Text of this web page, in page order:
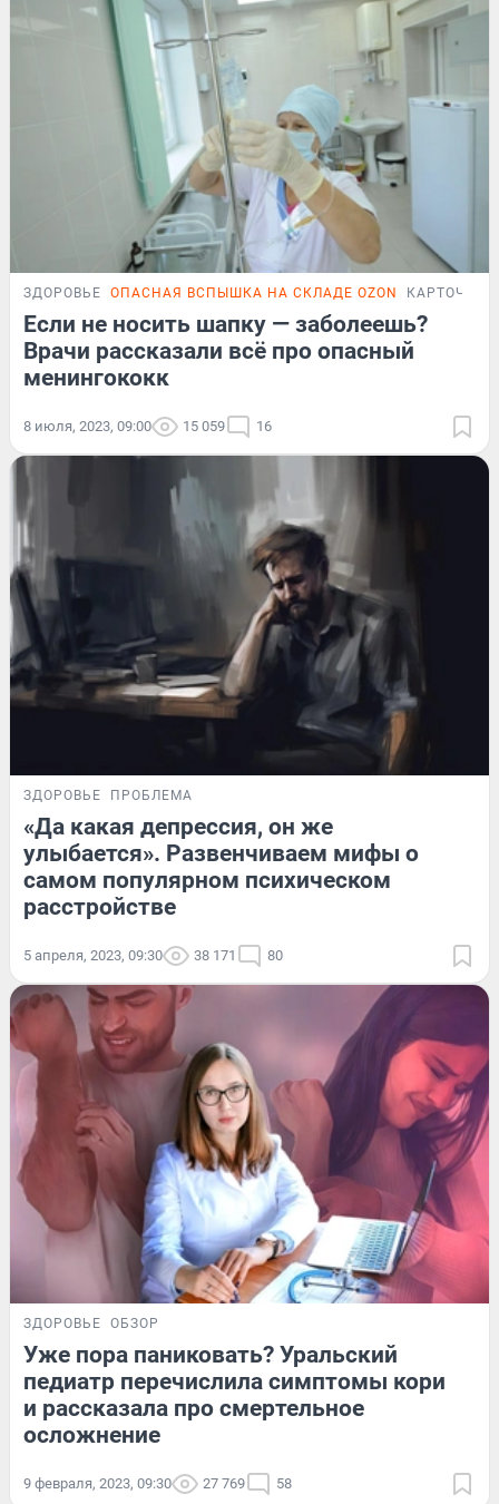
ЗДОРОВЬЕ ОПАСНАЯ ВСПЫШКА НА СКЛАДЕ OZON КАРТОЧКИ
Если не носить шапку — заболеешь?
Врачи рассказали всё про опасный
менингококк
8 июля, 2023, 09:00 15 059 16
ЗДОРОВЬЕ ПРОБЛЕМА
«Да какая депрессия, он же
улыбается». Развенчиваем мифы о
самом популярном психическом
расстройстве
5 апреля, 2023, 09:30 38 171 80
ЗДОРОВЬЕ ОБЗОР
Уже пора паниковать? Уральский
педиатр перечислила симптомы кори
и рассказала про смертельное
осложнение
9 февраля, 2023, 09:30 27 769 58